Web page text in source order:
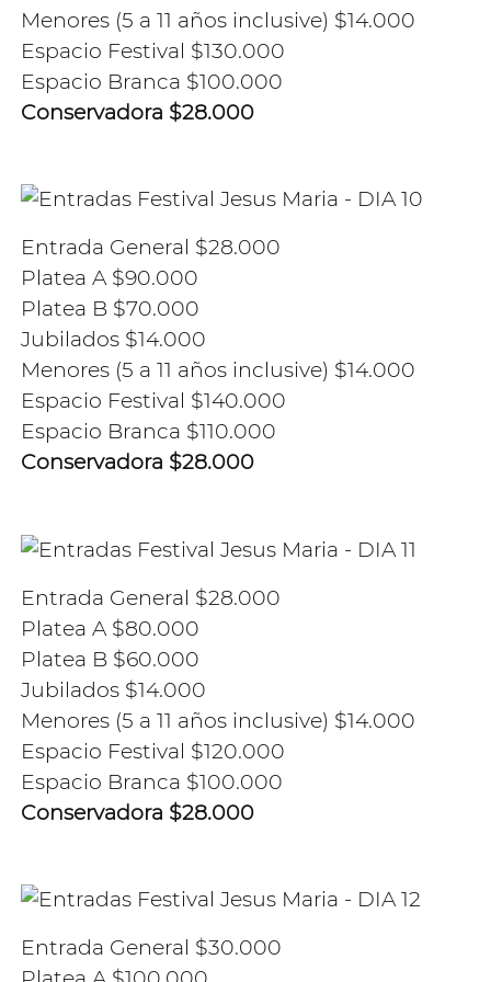
Menores (5 a 11 años inclusive) $14.000
Espacio Festival $130.000
Espacio Branca $100.000
Conservadora $28.000
Entrada General $28.000
Platea A $90.000
Platea B $70.000
Jubilados $14.000
Menores (5 a 11 años inclusive) $14.000
Espacio Festival $140.000
Espacio Branca $110.000
Conservadora $28.000
Entrada General $28.000
Platea A $80.000
Platea B $60.000
Jubilados $14.000
Menores (5 a 11 años inclusive) $14.000
Espacio Festival $120.000
Espacio Branca $100.000
Conservadora $28.000
Entrada General $30.000